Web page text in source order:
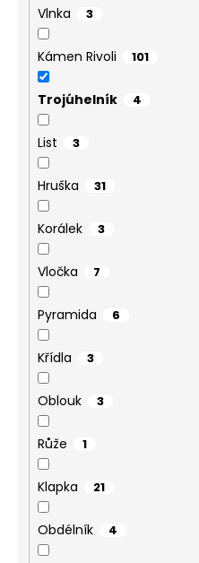
Vlnka 3
Kámen Rivoli 101
Trojúhelník 4
List 3
Hruška 31
Korálek 3
Vločka 7
Pyramida 6
Křídla 3
Oblouk 3
Růže 1
Klapka 21
Obdélník 4